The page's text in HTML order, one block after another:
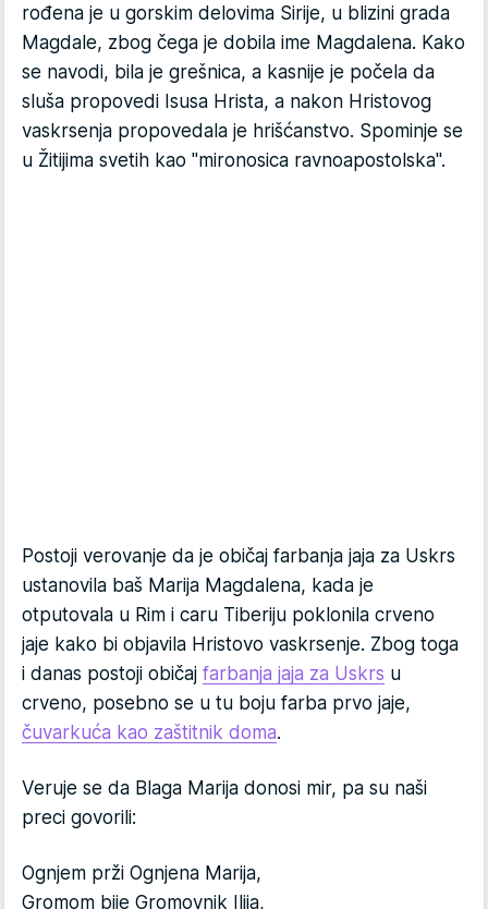
rođena je u gorskim delovima Sirije, u blizini grada
Magdale, zbog čega je dobila ime Magdalena. Kako
se navodi, bila je grešnica, a kasnije je počela da
sluša propovedi Isusa Hrista, a nakon Hristovog
vaskrsenja propovedala je hrišćanstvo. Spominje se
u Žitijima svetih kao "mironosica ravnoapostolska".
Postoji verovanje da je običaj farbanja jaja za Uskrs
ustanovila baš Marija Magdalena, kada je
otputovala u Rim i caru Tiberiju poklonila crveno
jaje kako bi objavila Hristovo vaskrsenje. Zbog toga
i danas postoji običaj farbanja jaja za Uskrs u
crveno, posebno se u tu boju farba prvo jaje,
čuvarkuća kao zaštitnik doma.
Veruje se da Blaga Marija donosi mir, pa su naši
preci govorili:
Ognjem prži Ognjena Marija,
Gromom bije Gromovnik Ilija,